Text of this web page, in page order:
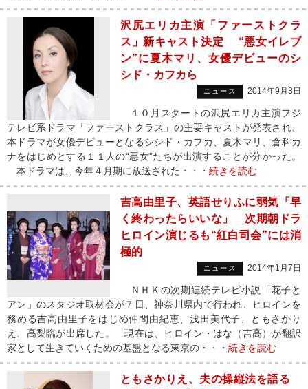
沢尻エリカ主演「ファーストクラ
ス」新キャスト決定 “悪女イレブ
ン”に夏木マリ、女優デビューのシ
シド・カフカら
ニュース 2014年9月3日
１０月スタートの沢尻エリカ主演フジ
テレビ系ドラマ「ファーストクラス」の主要キャストが発表され、
本ドラマが女優デビューとなるシシド・カフカ、夏木マリ、倉科カ
ナをはじめとする１１人の“悪女”たちが出演することが分かった。
本ドラマは、今年４月期に放送された・・・ 続きを読む
吉高由里子、英語せりふに弱気「早
く終わったらいいな」 次期朝ドラ
ヒロイン演じるも“紅白司会”には消
極的
ニュース 2014年1月7日
ＮＨＫの次期連続テレビ小説「花子と
アン」のスタジオ取材会が７日、神奈川県内で行われ、ヒロインを
務める吉高由里子をはじめ仲間由紀恵、浅田美代子、ともさかり
え、高梨臨が出席した。 現在は、ヒロイン・はな（吉高）が翻訳
家として生きていくための基盤となる東京の・・・ 続きを読む
ともさかりえ、夫の操縦法を語る